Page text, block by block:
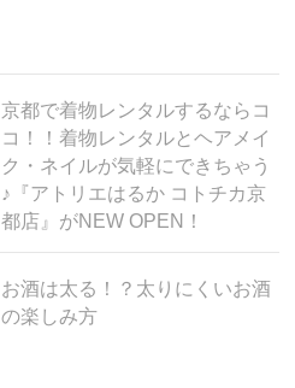
京都で着物レンタルするならコ
コ！！着物レンタルとヘアメイ
ク・ネイルが気軽にできちゃう
♪『アトリエはるか コトチカ京
都店』がNEW OPEN！
お酒は太る！？太りにくいお酒
の楽しみ方